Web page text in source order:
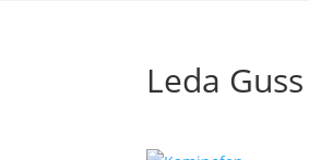
Leda Guss